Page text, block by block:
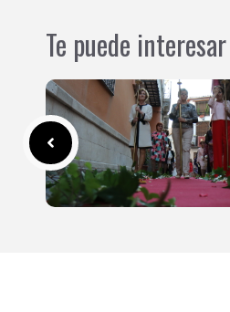
Te puede interesar